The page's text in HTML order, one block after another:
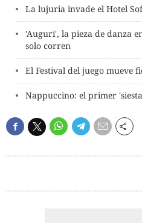
La lujuria invade el Hotel
'Auguri', la pieza de danza
solo corren
El Festival del juego mueve
Nappuccino: el primer